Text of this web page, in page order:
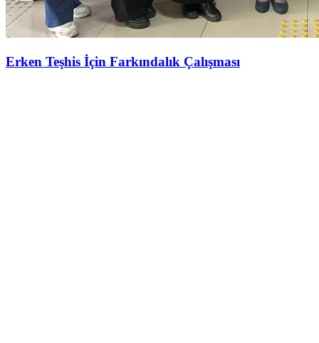
Erken Teşhis İçin Farkındalık Çalışması